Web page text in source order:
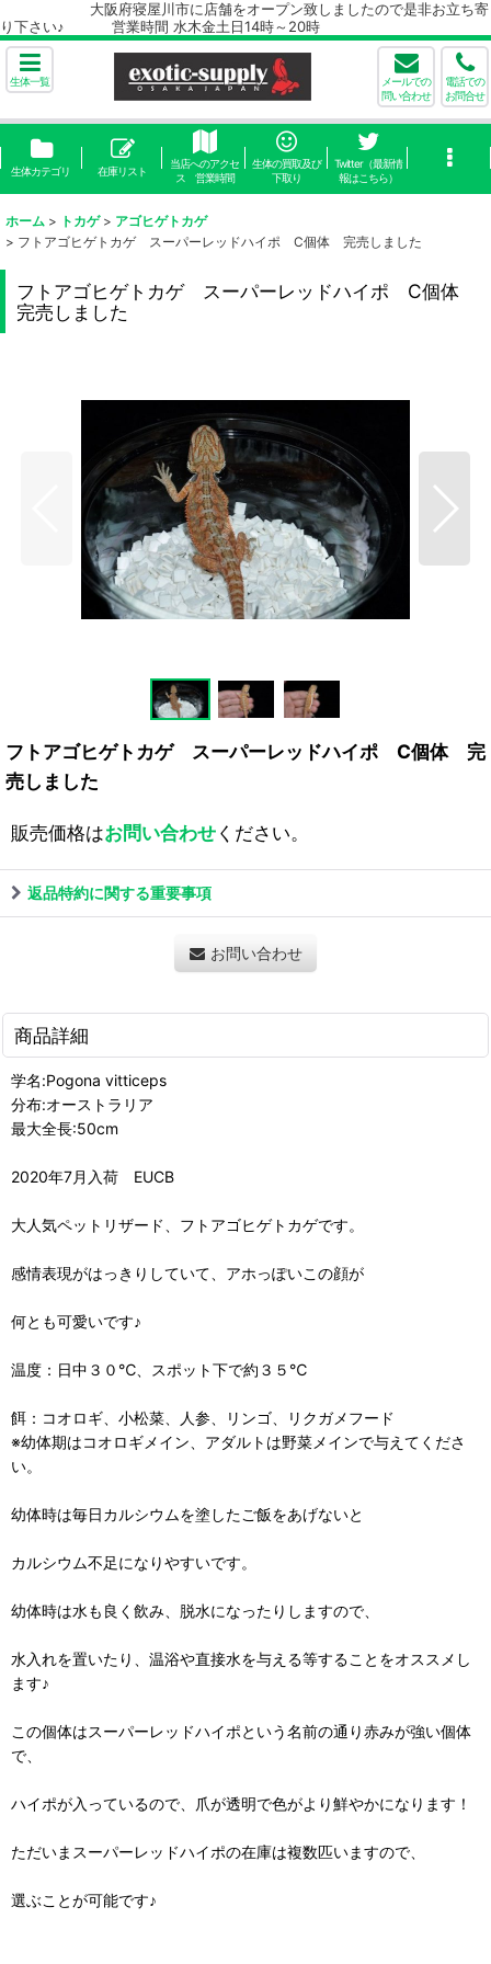
大阪府寝屋川市に店舗をオープン致しましたので是非お立ち寄
り下さい♪ 営業時間 水木金土日14時～20時
生体一覧
メールでの
問い合わせ
電話での
お問合せ
生体カテゴリ 在庫リスト
当店へのアクセ
ス 営業時間
生体の買取及び
下取り
Twitter（最新情
報はこちら）
ホーム > トカゲ > アゴヒゲトカゲ
> フトアゴヒゲトカゲ スーパーレッドハイポ C個体 完売しました
フトアゴヒゲトカゲ スーパーレッドハイポ C個体
完売しました
フトアゴヒゲトカゲ スーパーレッドハイポ C個体 完
売しました
販売価格はお問い合わせください。
返品特約に関する重要事項
お問い合わせ
商品詳細
学名:Pogona vitticeps
分布:オーストラリア
最大全長:50cm
2020年7月入荷 EUCB
大人気ペットリザード、フトアゴヒゲトカゲです。
感情表現がはっきりしていて、アホっぽいこの顔が
何とも可愛いです♪
温度：日中３０℃、スポット下で約３５℃
餌：コオロギ、小松菜、人参、リンゴ、リクガメフード
※幼体期はコオロギメイン、アダルトは野菜メインで与えてくださ
い。
幼体時は毎日カルシウムを塗したご飯をあげないと
カルシウム不足になりやすいです。
幼体時は水も良く飲み、脱水になったりしますので、
水入れを置いたり、温浴や直接水を与える等することをオススメし
ます♪
この個体はスーパーレッドハイポという名前の通り赤みが強い個体
で、
ハイポが入っているので、爪が透明で色がより鮮やかになります！
ただいまスーパーレッドハイポの在庫は複数匹いますので、
選ぶことが可能です♪